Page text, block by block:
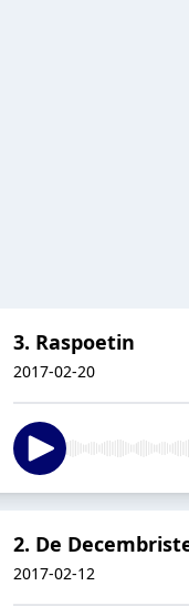
3. Raspoetin
2017-02-20
2. De
2017-02-12